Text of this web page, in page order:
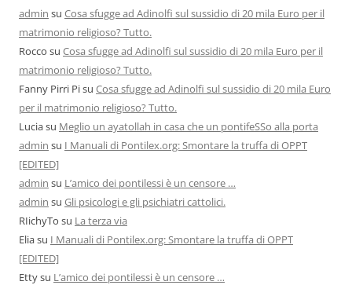
admin su Cosa sfugge ad Adinolfi sul sussidio di 20 mila Euro per il
matrimonio religioso? Tutto.
Rocco su Cosa sfugge ad Adinolfi sul sussidio di 20 mila Euro per il
matrimonio religioso? Tutto.
Fanny Pirri Pisu Cosa sfugge ad Adinolfi sul sussidio di 20 mila Euro
per il matrimonio religioso? Tutto.
Luciasu Meglio un ayatollah in casa che un pontifeSSo alla porta
admin su I Manuali di Pontilex.org: Smontare la truffa di OPPT
[EDITED]
admin su L’amico dei pontilessi è un censore …
admin su Gli psicologi e gli psichiatri cattolici.
RIichyTo su La terza via
Eliasu I Manuali di Pontilex.org: Smontare la truffa di OPPT
[EDITED]
Ettysu L’amico dei pontilessi è un censore …